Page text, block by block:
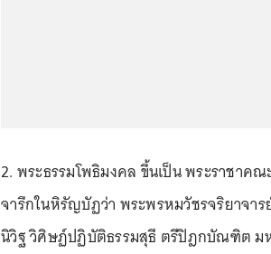
2. พระธรรมโพธิมงคล ขึ้นเป็น พระราชาค
จารึกในหิรัญบัฏว่า พระพรหมวัชรจริยาจา
นิวิฐ วิศิษฏ์ปฏิบัติธรรมสุธี ตรีปิฎกบัณฑิต ม